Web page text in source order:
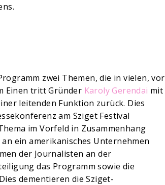
zwei Themen, die in vielen, vor
Einen tritt Gründer Karoly Gerendai mit
leitenden Funktion zurück. Dies
am Sziget Festival
im Vorfeld in Zusammenhang
ein amerikanisches Unternehmen
der Journalisten an der
das Programm sowie die
dementieren die Sziget-